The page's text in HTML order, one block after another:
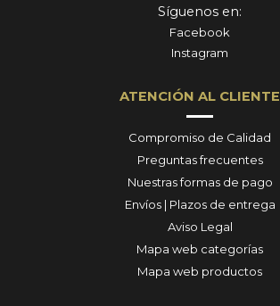
Síguenos en:
Facebook
Instagram
ATENCIÓN AL CLIENTE
Compromiso de Calidad
Preguntas frecuentes
Nuestras formas de pago
Envíos | Plazos de entrega
Aviso Legal
Mapa web categorías
Mapa web productos